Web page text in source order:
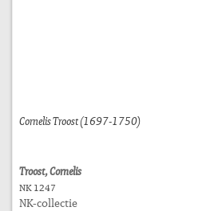
Cornelis Troost (1697-1750)
Troost, Cornelis
NK 1247
NK-collectie